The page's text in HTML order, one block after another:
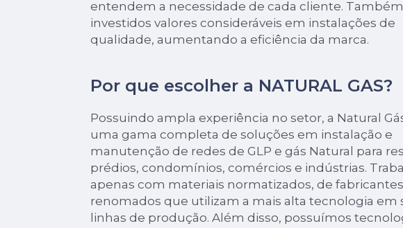
entendem a necessidade de cada cliente.
investidos valores consideráveis em instalações de
qualidade, aumentando a eficiência da marca.
Por que escolher a NATURAL GAS?
Possuindo ampla experiência no setor, a Natural
uma gama completa de soluções em instalação e
manutenção de redes de GLP e gás Natural para
prédios, condomínios, comércios e indústrias.
apenas com materiais normatizados, de fabricantes
renomados que utilizam a mais alta tecnologia em
linhas de produção. Além disso, possuímos